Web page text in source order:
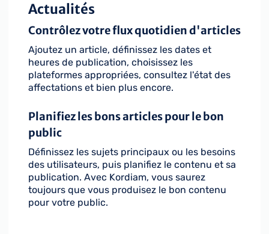
Actualités
Contrôlez votre flux quotidien d'articles
Ajoutez un article, définissez les dates et
heures de publication, choisissez les
plateformes appropriées, consultez l'état des
affectations et bien plus encore.
Planifiez les bons articles pour le bon
public
Définissez les sujets principaux ou les besoins
des utilisateurs, puis planifiez le contenu et sa
publication. Avec Kordiam, vous saurez
toujours que vous produisez le bon contenu
pour votre public.